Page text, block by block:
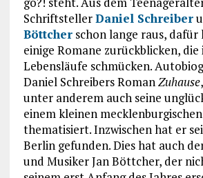
SchriftstellerDaniel Schreiber
Böttcherschon lange raus, dafür
einige Romane zurückblicken, die
Lebensläufe schmücken.
Daniel Schreibers Roman Zuhause
unter anderem auch seine
einem kleinen
thematisiert. Inzwischen hat er
Berlin gefunden. Dies hat auch
und Musiker Jan Böttcher, der